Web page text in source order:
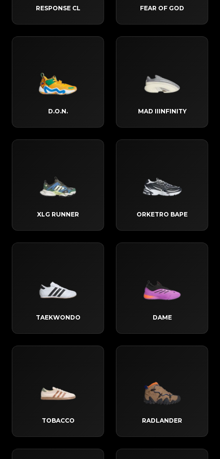
RESPONSE CL FEAR OF GOD
D.O.N. MAD IIINFINITY
XLG RUNNER ORKETRO BAPE
TAEKWONDO DAME
TOBACCO RADLANDER